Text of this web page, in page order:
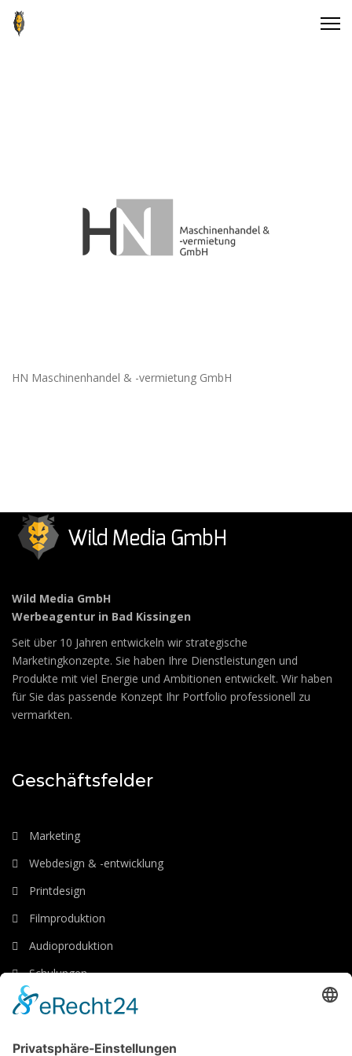
HN Maschinenhandel & -vermietung GmbH
Wild Media GmbH
Werbeagentur in Bad Kissingen
Seit über 10 Jahren entwickeln wir strategische
Marketingkonzepte. Sie haben Ihre Dienstleistungen und
Produkte mit viel Energie und Ambitionen entwickelt. Wir haben
für Sie das passende Konzept Ihr Portfolio professionell zu
vermarkten.
Geschäftsfelder
Marketing
Webdesign & -entwicklung
Printdesign
Filmproduktion
Audioproduktion
Schulungen
Luftaufnahmen